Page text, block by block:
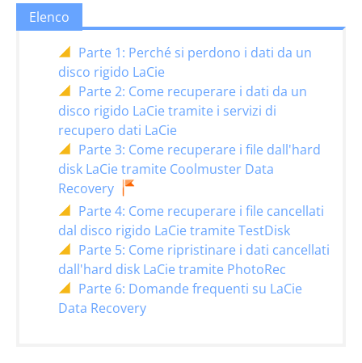
Elenco
Parte 1: Perché si perdono i dati da un
disco rigido LaCie
Parte 2: Come recuperare i dati da un
disco rigido LaCie tramite i servizi di
recupero dati LaCie
Parte 3: Come recuperare i file dall'hard
disk LaCie tramite Coolmuster Data
Recovery
Parte 4: Come recuperare i file cancellati
dal disco rigido LaCie tramite TestDisk
Parte 5: Come ripristinare i dati cancellati
dall'hard disk LaCie tramite PhotoRec
Parte 6: Domande frequenti su LaCie
Data Recovery